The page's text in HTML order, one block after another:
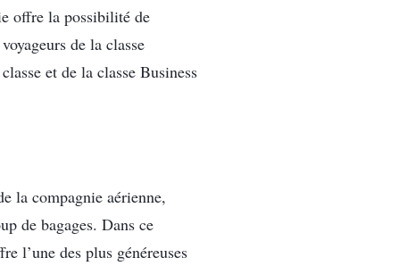
offre la possibilité de
de la classe
et de la classe Business
la compagnie aérienne,
de bagages. Dans ce
l’une des plus généreuses